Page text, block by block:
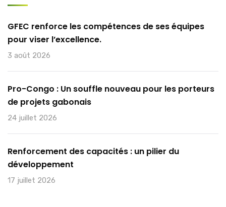
GFEC renforce les compétences de ses équipes
pour viser l’excellence.
3 août 2026
Pro-Congo : Un souffle nouveau pour les porteurs
de projets gabonais
24 juillet 2026
Renforcement des capacités : un pilier du
développement
17 juillet 2026